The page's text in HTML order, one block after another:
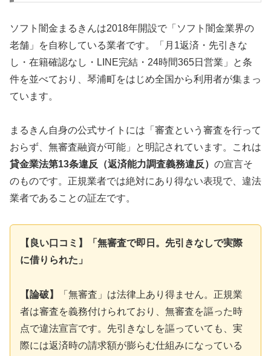
ソフト闇金まるきんは2018年開設で「ソフト闇金業界の
老舗」を自称している業者です。「月1返済・先引きな
し・在籍確認なし・LINE完結・24時間365日営業」と条
件を並べており、琴浦町をはじめ全国から利用者が集まっ
ています。
まるきん自身の公式サイトには「審査という審査を行って
おらず、無審査融資が可能」と明記されています。これは
貸金業法第13条違反（返済能力調査義務違反） の宣言そ
のものです。正規業者では絶対にあり得ない表現で、違法
業者であることの証左です。
【良い口コミ】「無審査で即日。先引きなしで実際
に借りられた」
【論破】
「無審査」は法律上あり得ません。正規業
者は審査を義務付けられており、無審査を謳った時
点で違法宣言です。先引きなしを謳っていても、実
際には返済時の請求額が膨らむ仕組みになっている